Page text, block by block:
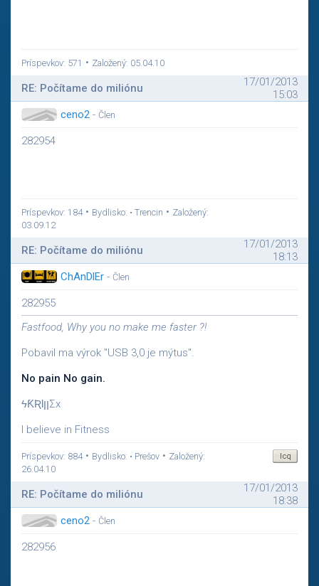
Príspevkov: 571 • Založený: 05.04.10
RE: Počítame do miliónu
17/01/2013
15:03
ceno2 - Člen
282954
Príspevkov: 184• Bydlisko: • Trencin • Založený:
03.09.12
RE: Počítame do miliónu
17/01/2013
18:13
ChAnDlEr - Člen
282955
Fastfood, Why you no make me faster ?!
Pobavil ma výrok "USB 3,0 je mýtus".
No pain No gain.
ϟƘƦƖןןΣx
I believe in Fitness
Príspevkov: 884• Bydlisko: • Prešov • Založený:
26.04.10
RE: Počítame do miliónu
17/01/2013
18:38
ceno2 - Člen
282956